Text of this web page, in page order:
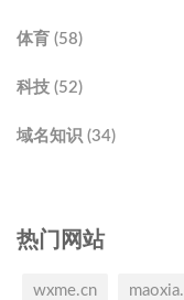
体育 (58)
科技 (52)
域名知识 (34)
热门网站
wxme.cn